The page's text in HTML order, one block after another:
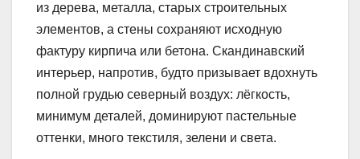
из дерева, металла, старых строительных
элементов, а стены сохраняют исходную
фактуру кирпича или бетона. Скандинавский
интерьер, напротив, будто призывает вдохнуть
полной грудью северный воздух: лёгкость,
минимум деталей, доминируют пастельные
оттенки, много текстиля, зелени и света.